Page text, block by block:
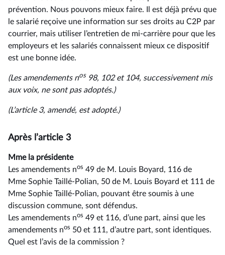
prévention. Nous pouvons mieux faire. Il est déjà prévu que
le salarié reçoive une information sur ses droits au C2P par
courrier, mais utiliser l’entretien de mi-carrière pour que les
employeurs et les salariés connaissent mieux ce dispositif
est une bonne idée.
(Les amendements nos 98, 102 et 104, successivement mis
aux voix, ne sont pas adoptés.)
(L’article 3, amendé, est adopté.)
Après l’article 3
Mme la présidente
Les amendements nos 49 de M. Louis Boyard, 116 de
Mme Sophie Taillé-Polian, 50 de M. Louis Boyard et 111 de
Mme Sophie Taillé-Polian, pouvant être soumis à une
discussion commune, sont défendus.
Les amendements nos 49 et 116, d’une part, ainsi que les
amendements nos 50 et 111, d’autre part, sont identiques.
Quel est l’avis de la commission ?